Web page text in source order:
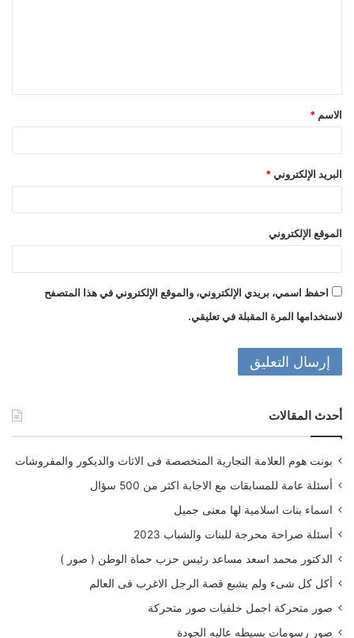
ق
*
الاسم *
البريد الإلكتروني *
الموقع الإلكتروني
احفظ اسمي، بريدي الإلكتروني، والموقع الإلكتروني في هذا المتصفح
لاستخدامها المرة المقبلة في تعليقي.
أحدث المقالات
بونت هوم العلامة التجارية المتخصصة فى الاثاث والديكور والمفروشات
أسئلة عامة للمسابقات مع الاجابة اكثر من 500 سؤال
اسماء بنات اسلامية لها معنى جميل
أسئلة صراحة محرجة للبنات والشباب 2023
الدكتور محمد اسعد مساعد رئيس حزب حماة الوطن ( صور )
أكل كل شىء ولم يشبع قصة الرجل الاغرب فى العالم
صور متحركة اجمل خلفيات صور متحركة
صور رسومات بسيطه عاليه الجودة